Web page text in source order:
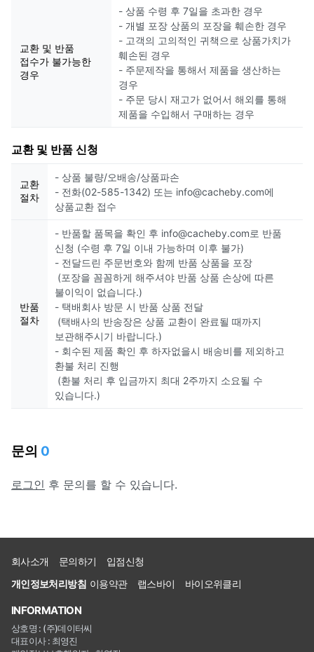
교환 및 반품
접수가 불가능한
경우
- 상품 수령 후 7일을 초과한 경우
- 개별 포장 상품의 포장을 훼손한 경우
- 고객의 고의적인 귀책으로 상품가치가
훼손된 경우
- 주문제작을 통해서 제품을 생산하는
경우
- 주문 당시 재고가 없어서 해외를 통해
제품을 수입해서 구매하는 경우
교환 및 반품 신청
교환
절차
- 상품 불량/오배송/상품파손
- 전화(02-585-1342) 또는 info@cacheby.com에
상품교환 접수
반품
절차
- 반품할 품목을 확인 후 info@cacheby.com로 반품
신청 (수령 후 7일 이내 가능하며 이후 불가)
- 전달드린 주문번호와 함께 반품 상품을 포장
(포장을 꼼꼼하게 해주셔야 반품 상품 손상에 따른
불이익이 없습니다.)
- 택배회사 방문 시 반품 상품 전달
(택배사의 반송장은 상품 교환이 완료될 때까지
보관해주시기 바랍니다.)
- 회수된 제품 확인 후 하자없을시 배송비를 제외하고
환불 처리 진행
(환불 처리 후 입금까지 최대 2주까지 소요될 수
있습니다.)
문의 0
로그인 후 문의를 할 수 있습니다.
회사소개 문의하기
입점신청
개인정보처리방침 이용약관 랩스바이 바이오위클리
INFORMATION
상호명 : (주)데이터씨
대표이사 : 최영진